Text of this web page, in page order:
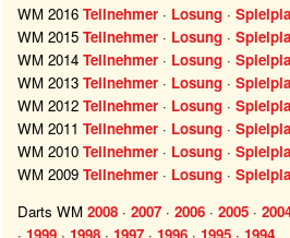
WM 2016 Teilnehmer · Losung ·
WM 2015 Teilnehmer · Losung ·
WM 2014 Teilnehmer · Losung ·
WM 2013 Teilnehmer · Losung ·
WM 2012 Teilnehmer · Losung ·
WM 2011 Teilnehmer · Losung ·
WM 2010 Teilnehmer · Losung ·
WM 2009 Teilnehmer · Losung ·
Darts WM 2008 · 2007 · 2006 · 2005 ·